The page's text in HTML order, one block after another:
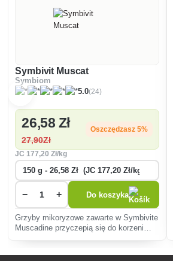
Symbivit Muscat
Symbiom
5.0(24)
26,58 Zł
27,90Zł
Oszczędzasz 5%
JC177,20 Zł/kg
− + Do koszyka
Grzyby mikoryzowe zawarte w Symbivite
Muscadine przyczepią się do korzeni